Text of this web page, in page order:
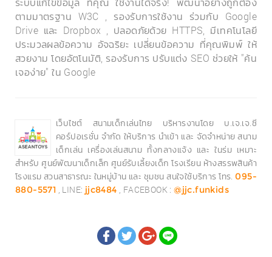
ตามมาตรฐาน W3C , รองรับการใช้งาน ร่วมกับ Google
Drive และ Dropbox , ปลอดภัยด้วย HTTPS, มีเทคโนโลยี
ประมวลผลข้อความ อัจฉริยะ เปลี่ยนข้อความ ที่คุณพิมพ์ ให้
สวยงาม โดยอัตโนมัติ, รองรับการ ปรับแต่ง SEO ช่วยให้ "ค้น
เจอง่าย" ใน Google
เว็บไซต์ สนามเด็กเล่นไทย บริหารงานโดย บ.เจ.เจ.ซี
คอร์ปอเรชั่น จำกัด ให้บริการ นำเข้า และ จัดจำหน่าย สนาม
เด็กเล่น เครื่องเล่นสนาม ทั้งกลางแจ้ง และ ในร่ม เหมาะ
สำหรับ ศูนย์พัฒนาเด็กเล็ก ศูนย์รับเลี้ยงเด็ก โรงเรียน ห้างสรรพสินค้า
โรงแรม สวนสาธารณะ ในหมู่บ้าน และ ชุมชน สนใจใช้บริการ โทร.095-
880-5571 , LINE: jjc8484 , FACEBOOK :@jjc.funkids